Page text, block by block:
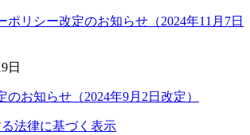
ポリシー改定のお知らせ（2024年11月7日
日
のお知らせ（2024年9月2日改定）
法律に基づく表示